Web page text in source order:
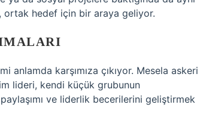
ortak hedef için bir araya geliyor.
anlamda karşımıza çıkıyor. Mesela askeri
lideri, kendi küçük grubunun
ve liderlik becerilerini geliştirmek